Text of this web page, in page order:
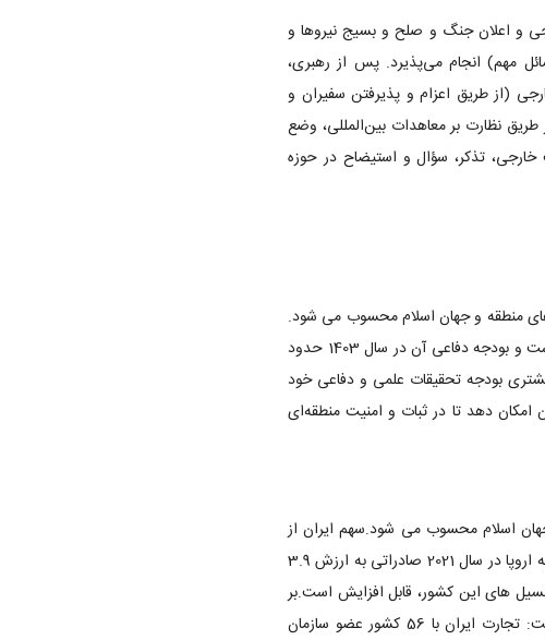
و اعلان جنگ و صلح و بسیج نیروها و
مهم‌) انجام می‌پذیرد. پس از رهبری‌،
(از طریق اعزام و پذیرفتن سفیران و
نظارت بر معاهدات بین‌المللی‌، وضع
تذکر، سؤال و استیضاح در حوزه
نفری، یکی از بزرگ ترین کشورهای منطقه و جهان اسلام محسوب می شود.
بر اساس آمارهای سازمان جهانی مبارزه با تروریسم، ایران یکی از قدرتمندترین نیروهای نظامی در منطقه است و بودجه دفاعی آن در سال 1403 حدود
بودجه تحقیقات علمی و دفاعی خود
دهد تا در ثبات و امنیت منطقه‌ای
اسلام محسوب می شود.سهم ایران از
مبادلات تجاری با چین در شش ماهه اول 2023 بالغ بر ۲.۲ میلیارد دلار بوده است و کشورهای عضو اتحادیه اروپا در سال 2021 صادراتی به ارزش 3.9
است .که با توجه به پتانسیل های این کشور، قابل افزایش است.بر
اساس منابع ارائه شده سهم ایران از تجارت با کشورهای جهان اسلام در سال 2022 به شرح زیر بوده است: تجارت ایران با 56 کشور عضو سازمان